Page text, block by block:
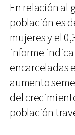
En relación al
población es
mujeres y el
informe
encarceladas
aumento
del
población